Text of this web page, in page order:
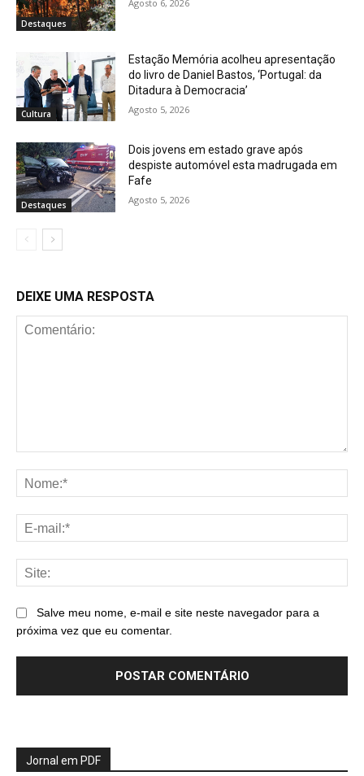
Destaques
Agosto 6, 2026
Cultura
Estação Memória acolheu apresentação
do livro de Daniel Bastos, ‘Portugal: da
Ditadura à Democracia’
Agosto 5, 2026
Destaques
Dois jovens em estado grave após
despiste automóvel esta madrugada em
Fafe
Agosto 5, 2026
DEIXE UMA RESPOSTA
Salve meu nome, e-mail e site neste navegador para a
próxima vez que eu comentar.
Jornal em PDF